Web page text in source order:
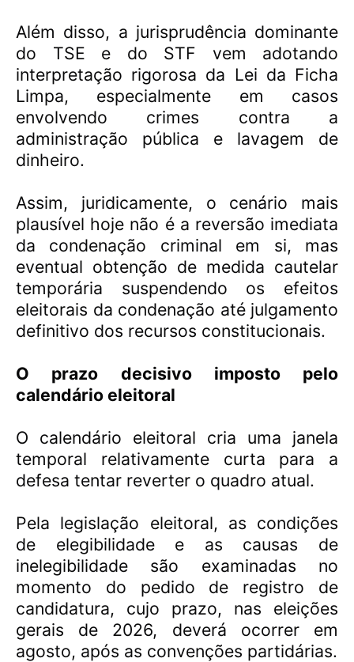
Além disso, a jurisprudência dominante
do TSE e do STF vem adotando
interpretação rigorosa da Lei da Ficha
Limpa, especialmente em casos
envolvendo crimes contra a
administração pública e lavagem de
dinheiro.
Assim, juridicamente, o cenário mais
plausível hoje não é a reversão imediata
da condenação criminal em si, mas
eventual obtenção de medida cautelar
temporária suspendendo os efeitos
eleitorais da condenação até julgamento
definitivo dos recursos constitucionais.
O prazo decisivo imposto pelo
calendário eleitoral
O calendário eleitoral cria uma janela
temporal relativamente curta para a
defesa tentar reverter o quadro atual.
Pela legislação eleitoral, as condições
de elegibilidade e as causas de
inelegibilidade são examinadas no
momento do pedido de registro de
candidatura, cujo prazo, nas eleições
gerais de 2026, deverá ocorrer em
agosto, após as convenções partidárias.